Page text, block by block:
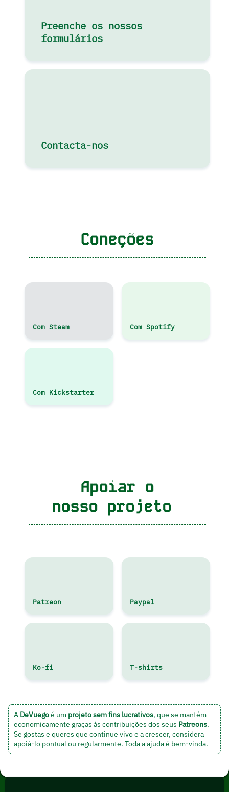
Preenche os nossos
formulários
Contacta-nos
Coneções
Com Steam Com Spotify
Com Kickstarter
Apoiar o
nosso projeto
Patreon Paypal
Ko-fi T-shirts
A DeVuegoé um projeto sem fins lucrativos, que se mantém
economicamente graças às contribuições dos seus Patreons.
Se gostas e queres que continue vivo e a crescer, considera
apoiá-lo pontual ou regularmente. Toda a ajuda é bem-vinda.